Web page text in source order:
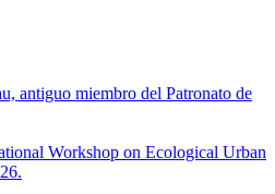
antiguo miembro del Patronato de
Workshop on Ecological Urban